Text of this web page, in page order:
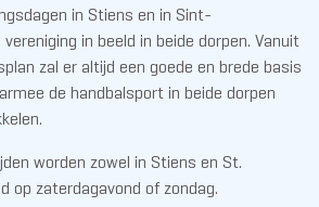
in Stiens en in Sint-
in beeld in beide dorpen. Vanuit
zal er altijd een goede en brede basis
de handbalsport in beide dorpen
worden zowel in Stiens en St.
op zaterdagavond of zondag.